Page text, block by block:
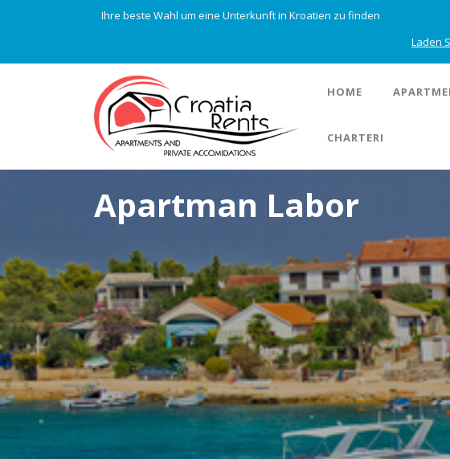
Ihre beste Wahl um eine Unterkunft in Kroatien zu finden
Laden
HOME
CHARTERI
Apartman Labor